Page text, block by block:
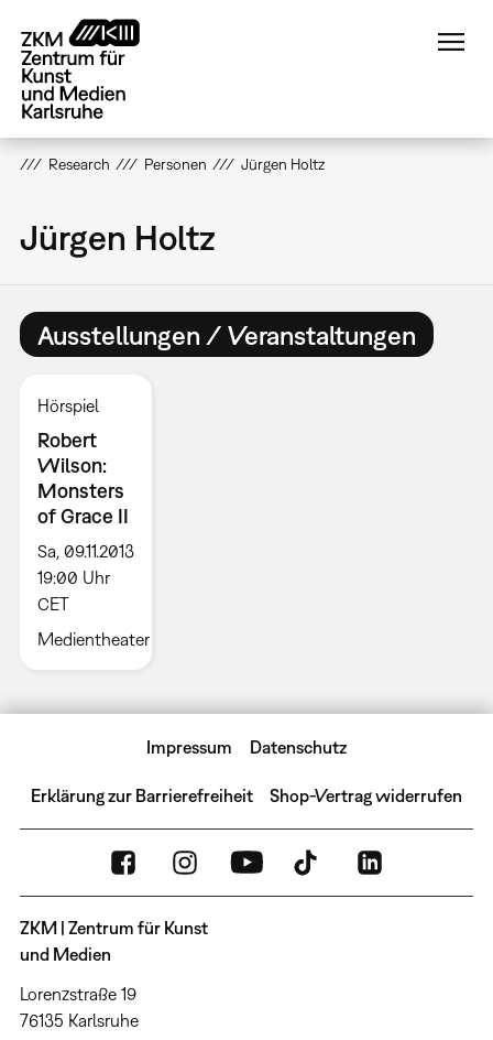
zum
Inhalt
Research Personen Jürgen Holtz
Jürgen Holtz
Ausstellungen / Veranstaltungen
Hörspiel
Robert
Wilson:
Monsters
of Grace II
Sa, 09.11.2013
19:00 Uhr
CET
Medientheater
Impressum Datenschutz
Erklärung zur Barrierefreiheit Shop-Vertrag widerrufen
ZKM | Zentrum für Kunst
und Medien
Lorenzstraße 19
76135 Karlsruhe